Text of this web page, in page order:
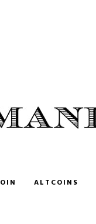
ALTCOINS